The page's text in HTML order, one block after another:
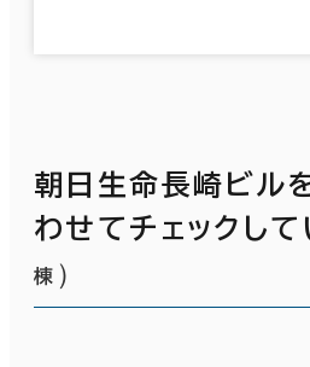
朝日生命長崎ビル
わせてチェックし
棟 ）